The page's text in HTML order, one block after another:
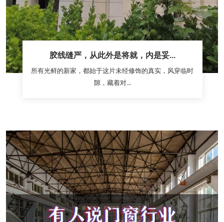
胶线缝严，从此外是将就，内是妥...
所有光鲜的新家，都始于这片未经修饰的真实，风穿临时
隙，藏着对...